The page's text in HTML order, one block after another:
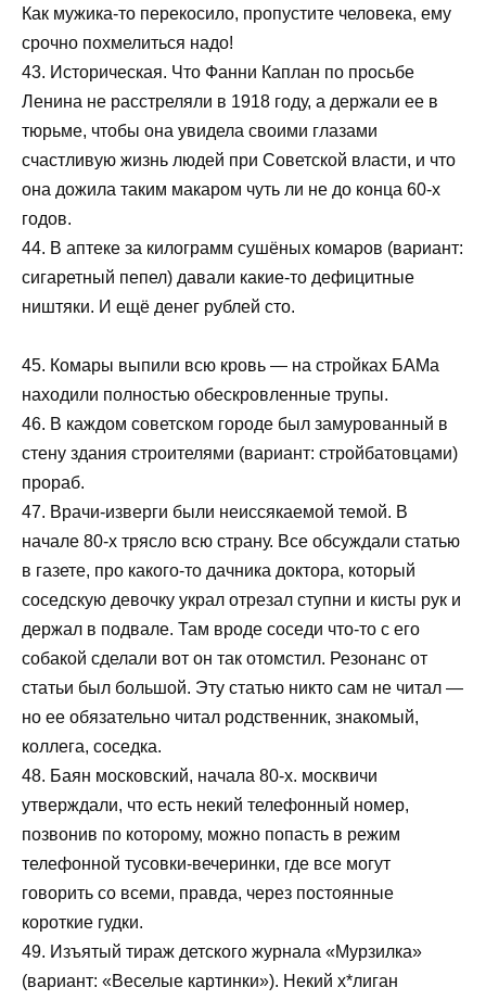
Как мужика-то перекосило, пропустите человека, ему
срочно похмелиться надо!
43. Историческая. Что Фанни Каплан по просьбе
Ленина не расстреляли в 1918 году, а держали ее в
тюрьме, чтобы она увидела своими глазами
счастливую жизнь людей при Советской власти, и что
она дожила таким макаром чуть ли не до конца 60-х
годов.
44. В аптеке за килограмм сушёных комаров (вариант:
сигаретный пепел) давали какие-то дефицитные
ништяки. И ещё денег рублей сто.
45. Комары выпили всю кровь — на стройках БАМа
находили полностью обескровленные трупы.
46. В каждом советском городе был замурованный в
стену здания строителями (вариант: стройбатовцами)
прораб.
47. Врачи-изверги были неиссякаемой темой. В
начале 80-х трясло всю страну. Все обсуждали статью
в газете, про какого-то дачника доктора, который
соседскую девочку украл отрезал ступни и кисты рук и
держал в подвале. Там вроде соседи что-то с его
собакой сделали вот он так отомстил. Резонанс от
статьи был большой. Эту статью никто сам не читал —
но ее обязательно читал родственник, знакомый,
коллега, соседка.
48. Баян московский, начала 80-х. москвичи
утверждали, что есть некий телефонный номер,
позвонив по которому, можно попасть в режим
телефонной тусовки-вечеринки, где все могут
говорить со всеми, правда, через постоянные
короткие гудки.
49. Изъятый тираж детского журнала «Мурзилка»
(вариант: «Веселые картинки»). Некий х*лиган